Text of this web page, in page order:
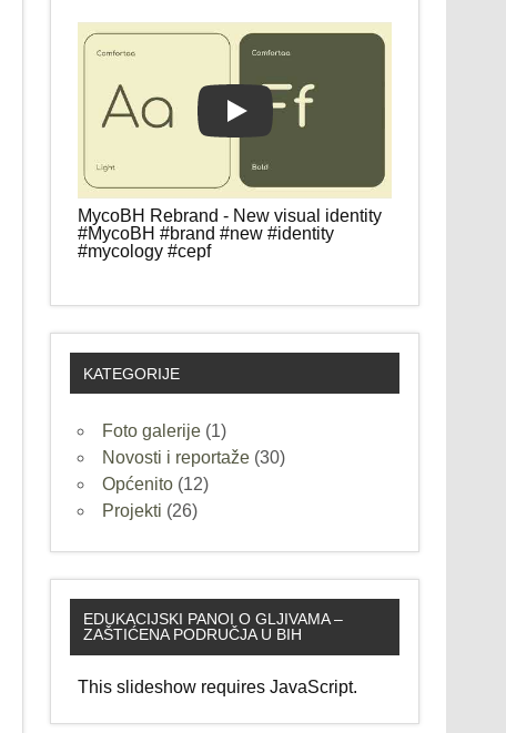
Play
MycoBH Rebrand - New visual identity
#MycoBH #brand #new #identity
#mycology #cepf
KATEGORIJE
Foto galerije (1)
Novosti i reportaže (30)
Općenito (12)
Projekti (26)
EDUKACIJSKI PANOI O GLJIVAMA –
ZAŠTIĆENA PODRUČJA U BIH
This slideshow requires JavaScript.